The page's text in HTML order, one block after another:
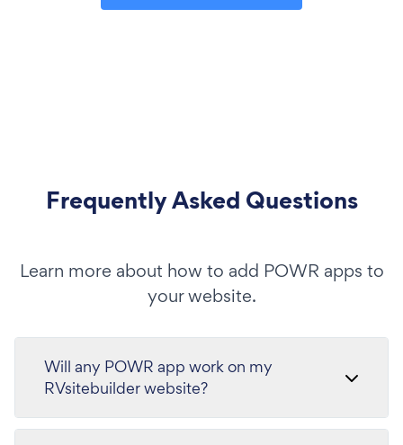
Frequently Asked Questions
Learn more about how to add POWR apps to
your website.
Will any POWR app work on my
RVsitebuilder website?